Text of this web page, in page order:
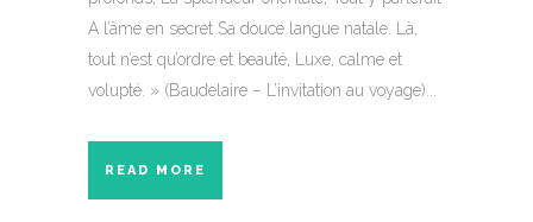
A l’âme en secret Sa douce langue natale. Là,
tout n’est qu’ordre et beauté, Luxe, calme et
volupté. » (Baudelaire – L’invitation au voyage)...
READ MORE